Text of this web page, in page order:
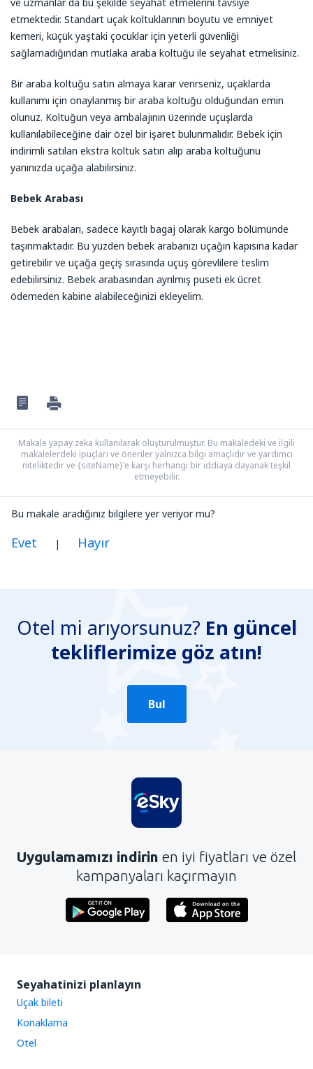
etmektedir. Standart uçak koltuklarının boyutu ve emniyet
kemeri, küçük yaştaki çocuklar için yeterli güvenliği
sağlamadığından mutlaka araba koltuğu ile seyahat etmelisiniz.
Bir araba koltuğu satın almaya karar verirseniz, uçaklarda
kullanımı için onaylanmış bir araba koltuğu olduğundan emin
olunuz. Koltuğun veya ambalajının üzerinde uçuşlarda
kullanılabileceğine dair özel bir işaret bulunmalıdır. Bebek için
indirimli satılan ekstra koltuk satın alıp araba koltuğunu
yanınızda uçağa alabilirsiniz.
Bebek Arabası
Bebek arabaları, sadece kayıtlı bagaj olarak kargo bölümünde
taşınmaktadır. Bu yüzden bebek arabanızı uçağın kapısına kadar
getirebilir ve uçağa geçiş sırasında uçuş görevlilere teslim
edebilirsiniz. Bebek arabasından ayrılmış puseti ek ücret
ödemeden kabine alabileceğinizi ekleyelim.
Makale yapay zeka kullanılarak oluşturulmuştur. Bu makaledeki ve ilgili
makalelerdeki ipuçları ve öneriler yalnızca bilgi amaçlıdır ve yardımcı
niteliktedir ve {siteName}'e karşı herhangi bir iddiaya dayanak teşkil
etmeyebilir.
Bu makale aradığınız bilgilere yer veriyor mu?
Evet | Hayır
Yanlış bilgi içeriyor
Konun ayrıntılarını içermiyor.
Otel mi arıyorsunuz? En güncel
tekliflerimize göz atın!
Bul
Uygulamamızı indirin en iyi fiyatları ve özel
kampanyaları kaçırmayın
Seyahatinizi planlayın
Uçak bileti
Konaklama
Otel